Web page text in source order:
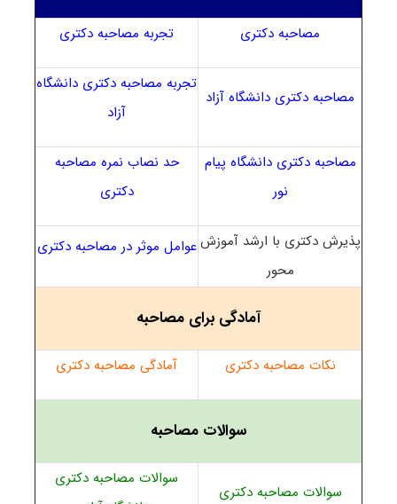
مصاحبه دکتری تجربه مصاحبه دکتری
مصاحبه دکتری دانشگاه آزاد
تجربه مصاحبه دکتری دانشگاه
آزاد
مصاحبه دکتری دانشگاه پیام
نور
حد نصاب نمره مصاحبه
دکتری
پذیرش دکتری با ارشد آموزش
محور
عوامل موثر در مصاحبه دکتری
آمادگی برای مصاحبه
نکات مصاحبه دکتری آمادگی مصاحبه دکتری
سوالات مصاحبه
سوالات مصاحبه دکتری
سوالات مصاحبه دکتری